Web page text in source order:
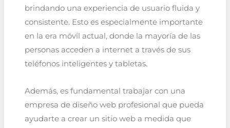
brindando una experiencia de usuario fluida y
consistente. Esto es especialmente importante
en la era móvil actual, donde la mayoría de las
personas acceden a internet a través de sus
teléfonos inteligentes y tabletas.
Además, es fundamental trabajar con una
empresa de diseño web profesional que pueda
ayudarte a crear un sitio web a medida que